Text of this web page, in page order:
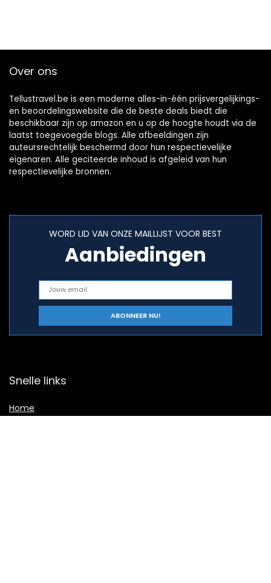
Over ons
Tellustravel.be is een moderne alles-in-één prijsvergelijkings-
en beoordelingswebsite die de beste deals biedt die
beschikbaar zijn op amazon en u op de hoogte houdt via de
laatst toegevoegde blogs. Alle afbeeldingen zijn
auteursrechtelijk beschermd door hun respectievelijke
eigenaren. Alle geciteerde inhoud is afgeleid van hun
respectievelijke bronnen.
WORD LID VAN ONZE MAILLIJST VOOR BEST
Aanbiedingen
Snelle links
Home